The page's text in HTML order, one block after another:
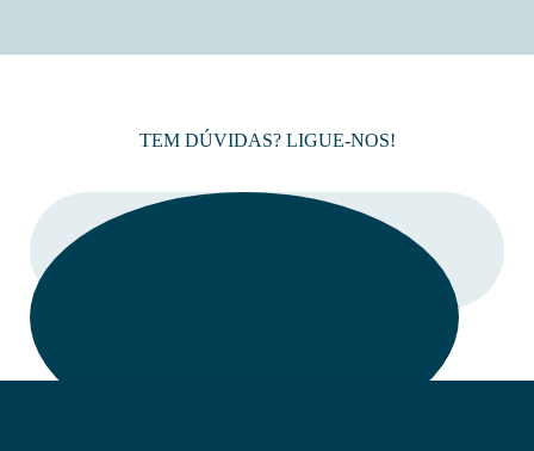
TEM DÚVIDAS? LIGUE-NOS!